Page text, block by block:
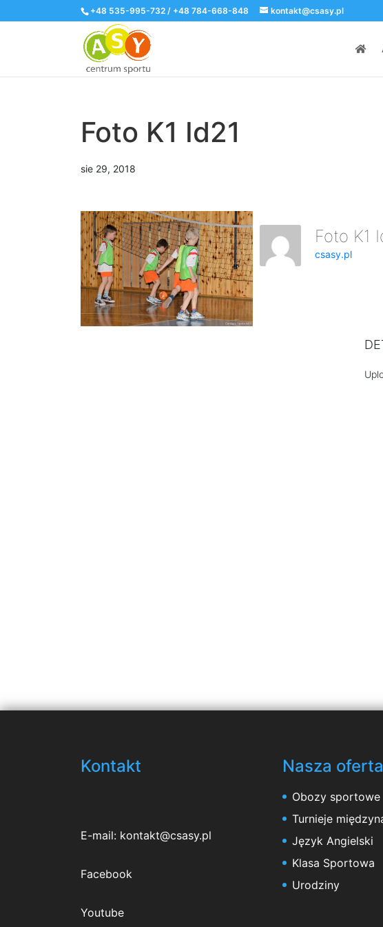
+48 535-995-732 / +48 784-668-848 kontakt@csasy.pl
Foto K1 Id21
sie 29, 2018
Foto K1
csasy.pl
Kontakt
E-mail: kontakt@csasy.pl
Facebook
Youtube
Nasza oferta
Obozy sportowe
Turnieje
Język Angielski
Klasa Sportowa
Urodziny